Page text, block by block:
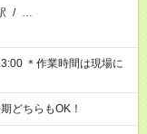
/ …
場に
どちらもOK！